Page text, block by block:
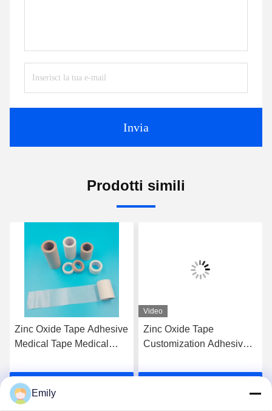
Invia
Prodotti simili
Zinc Oxide Tape Adhesive
Medical Tape Medical
The Perfect Solution for
Construction Projects
Video
Zinc Oxide Tape
Customization Adhesive
Instrument Classification
Emily